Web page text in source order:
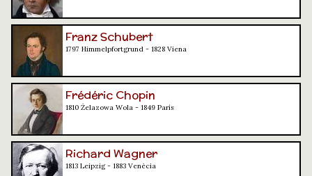
Franz Schubert
1797 Himmelpfortgrund - 1828 Viena
Frédéric Chopin
1810 Żelazowa Wola - 1849 París
Richard Wagner
1813 Leipzig - 1883 Venècia